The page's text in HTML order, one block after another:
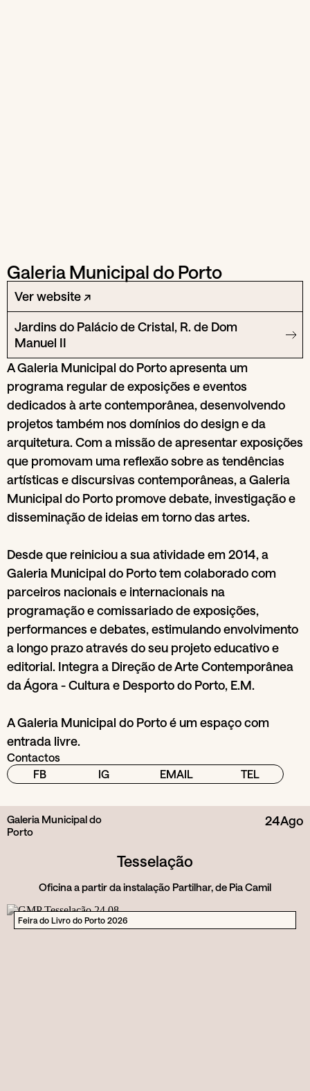
Galeria Municipal do Porto
Ver website ↗
Jardins do Palácio de Cristal, R. de Dom
Manuel II
A Galeria Municipal do Porto apresenta um
programa regular de exposições e eventos
dedicados à arte contemporânea, desenvolvendo
projetos também nos domínios do design e da
arquitetura. Com a missão de apresentar exposições
que promovam uma reflexão sobre as tendências
artísticas e discursivas contemporâneas, a Galeria
Municipal do Porto promove debate, investigação e
disseminação de ideias em torno das artes.
Desde que reiniciou a sua atividade em 2014, a
Galeria Municipal do Porto tem colaborado com
parceiros nacionais e internacionais na
programação e comissariado de exposições,
performances e debates, estimulando envolvimento
a longo prazo através do seu projeto educativo e
editorial. Integra a Direção de Arte Contemporânea
da Ágora - Cultura e Desporto do Porto, E.M.
A Galeria Municipal do Porto é um espaço com
entrada livre.
Contactos
FB
IG EMAIL TEL
Galeria Municipal do
Porto
24Ago
Tesselação
Oficina a partir da instalação Partilhar, de Pia Camil
Feira do Livro do Porto 2026